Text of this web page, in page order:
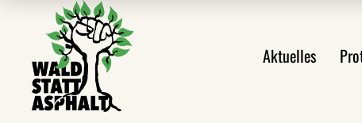
Aktuelles
Ankündigungen